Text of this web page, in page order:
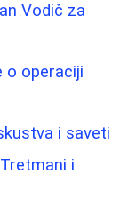
Vodič za
o operaciji
i saveti
i